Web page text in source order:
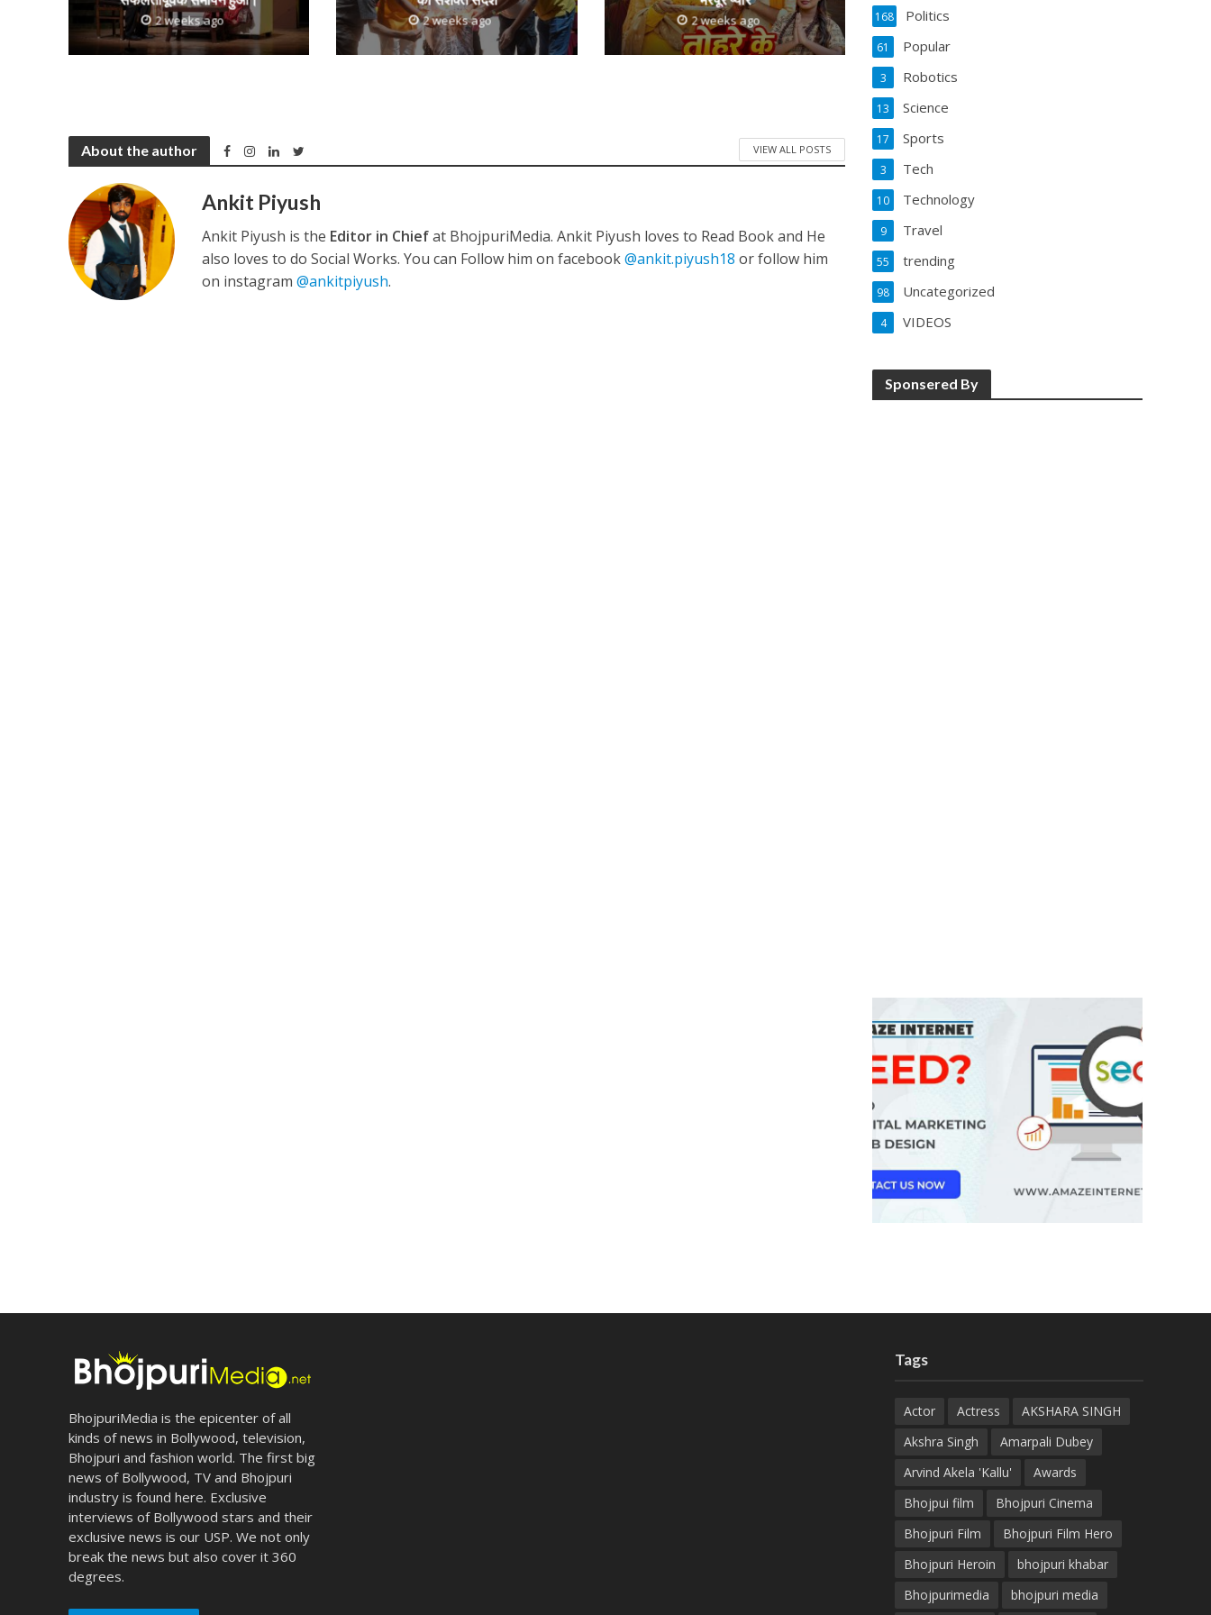
कुलदीप कुमार की “गौरी शंकर की प्रेम कहानी” ने मचाया धमाल
‘शेल्टर होम’ के एक सीन ने तोड़ दिया दिव्या त्यागी का सब्र, कैमरा बंद होने के बाद भी नहीं थमे आंसू
2 weeks ago 2 weeks ago 2 weeks ago
About the author VIEW ALL POSTS
Ankit Piyush
Ankit Piyush is the Editor in Chiefat BhojpuriMedia. Ankit Piyush loves to Read Book and He
also loves to do Social Works. You can Follow him on facebook@ankit.piyush18 or follow him
on instagram@ankitpiyush.
Politics
168
Popular
61
Robotics
3
Science
13
Sports
17
Tech
3
Technology
10
Travel
9
trending
55
Uncategorized
98
VIDEOS
4
Sponsered By
BhojpuriMedia is the epicenter of all
kinds of news in Bollywood, television,
Bhojpuri and fashion world. The first big
news of Bollywood, TV and Bhojpuri
industry is found here. Exclusive
interviews of Bollywood stars and their
exclusive news is our USP. We not only
break the news but also cover it 360
degrees.
Tags
Actor Actress
AKSHARA SINGH
Akshra Singh
Amarpali Dubey
Arvind Akela 'Kallu'
Awards
Bhojpui film
Bhojpuri Cinema
Bhojpuri Film
Bhojpuri Film Hero
Bhojpuri Heroin
bhojpuri khabar
Bhojpurimedia
bhojpuri media